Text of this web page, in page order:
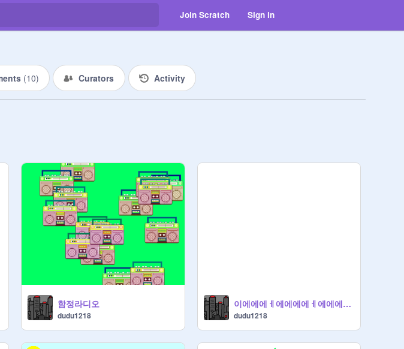
Join Scratch Sign in
(10) Curators Activity
함정라디오
dudu1218
이에에에ㅔ에에에에ㅔ에에에에에ㅔ에에에에에에에에ㅔ에에에에ㅔ에에에에ㅔ
dudu1218